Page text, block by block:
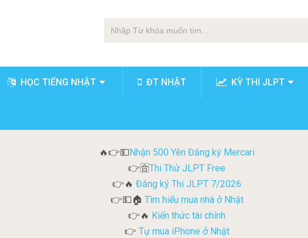
HỌC TIẾNG NHẬT ĐT NHẬT KỲ THI JLPT
🔥👉💵Nhận 500 Yên Đăng ký Mercari
👉🈴Thi Thử JLPT Free
👉🔥 Đăng ký Thi JLPT 7/2026
👉💵🏠 Tìm hiểu mua nhà ở Nhật
👉🔥 Kiến thức tài chính
👉 Tự mua iPhone ở Nhật